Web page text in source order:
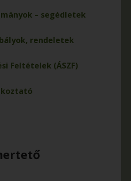
– segédletek
rendeletek
Feltételek (ÁSZF)